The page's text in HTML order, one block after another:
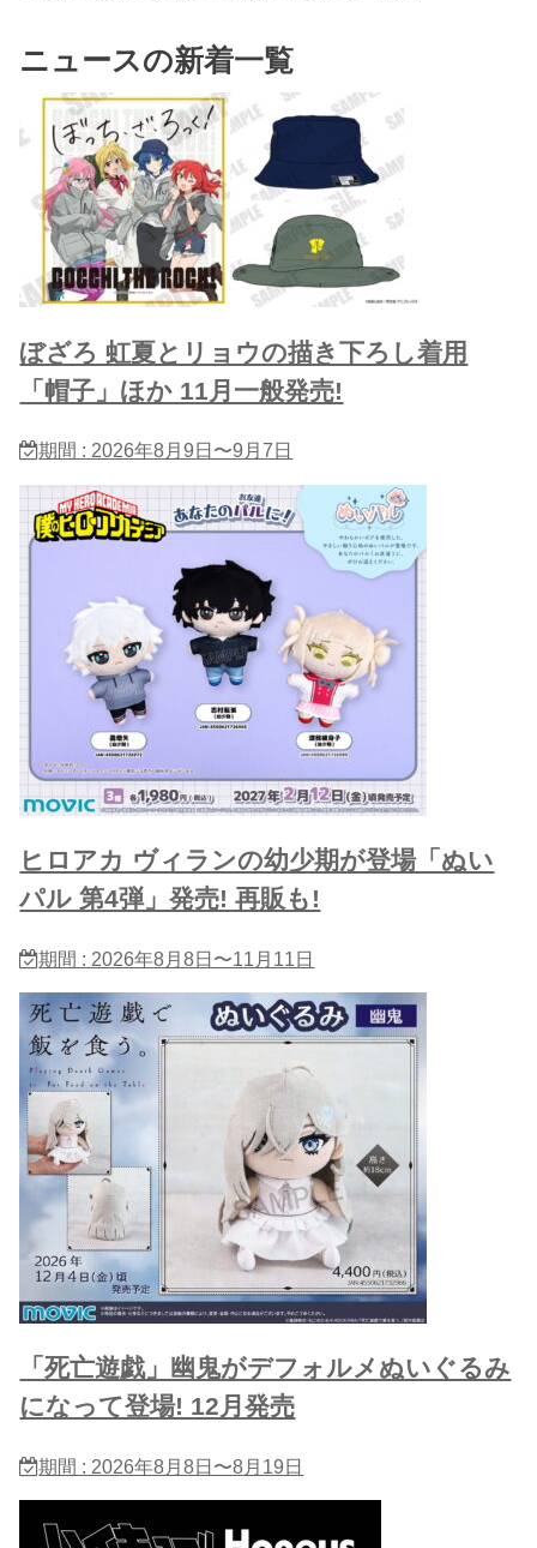
ニュースの新着一覧
ぼざろ 虹夏とリョウの描き下ろし着用
「帽子」ほか 11月一般発売!
期間 : 2026年8月9日〜9月7日
ヒロアカ ヴィランの幼少期が登場「ぬい
パル 第4弾」発売! 再販も!
期間 : 2026年8月8日〜11月11日
「死亡遊戯」幽鬼がデフォルメぬいぐるみ
になって登場! 12月発売
期間 : 2026年8月8日〜8月19日